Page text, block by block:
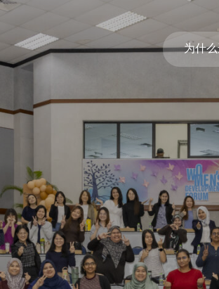
为什